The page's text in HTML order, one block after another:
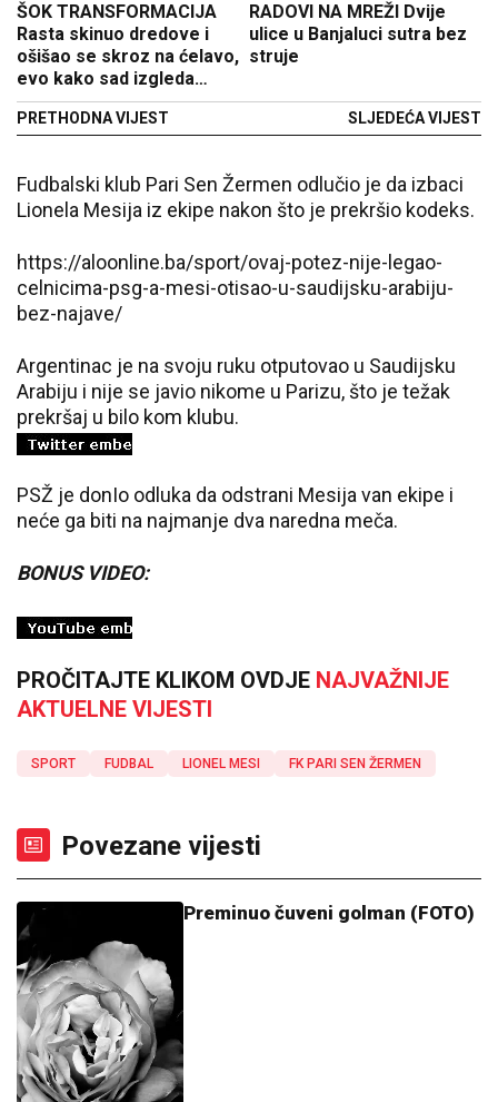
ŠOK TRANSFORMACIJA
Rasta skinuo dredove i
ošišao se skroz na ćelavo,
evo kako sad izgleda
(FOTO)
PRETHODNA VIJEST
RADOVI NA MREŽI Dvije
ulice u Banjaluci sutra bez
struje
SLJEDEĆA VIJEST
Fudbalski klub Pari Sen Žermen odlučio je da izbaci
Lionela Mesija iz ekipe nakon što je prekršio kodeks.
https://aloonline.ba/sport/ovaj-potez-nije-legao-
celnicima-psg-a-mesi-otisao-u-saudijsku-arabiju-
bez-najave/
Argentinac je na svoju ruku otputovao u Saudijsku
Arabiju i nije se javio nikome u Parizu, što je težak
prekršaj u bilo kom klubu.
PSŽ je donIo odluka da odstrani Mesija van ekipe i
neće ga biti na najmanje dva naredna meča.
BONUS VIDEO:
PROČITAJTE KLIKOM OVDJE NAJVAŽNIJE
AKTUELNE VIJESTI
SPORT FUDBAL LIONEL MESI FK PARI SEN ŽERMEN
Povezane vijesti
Preminuo čuveni golman (FOTO)